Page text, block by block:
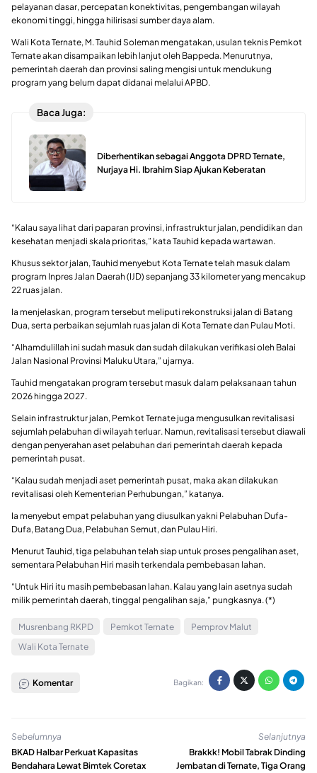
pelayanan dasar, percepatan konektivitas, pengembangan wilayah
ekonomi tinggi, hingga hilirisasi sumber daya alam.
Wali Kota Ternate, M. Tauhid Soleman mengatakan, usulan teknis Pemkot
Ternate akan disampaikan lebih lanjut oleh Bappeda. Menurutnya,
pemerintah daerah dan provinsi saling mengisi untuk mendukung
program yang belum dapat didanai melalui APBD.
Baca Juga:
Diberhentikan sebagai Anggota DPRD Ternate,
Nurjaya Hi. Ibrahim Siap Ajukan Keberatan
“Kalau saya lihat dari paparan provinsi, infrastruktur jalan, pendidikan dan
kesehatan menjadi skala prioritas,” kata Tauhid kepada wartawan.
Khusus sektor jalan, Tauhid menyebut Kota Ternate telah masuk dalam
program Inpres Jalan Daerah (IJD) sepanjang 33 kilometer yang mencakup
22 ruas jalan.
Ia menjelaskan, program tersebut meliputi rekonstruksi jalan di Batang
Dua, serta perbaikan sejumlah ruas jalan di Kota Ternate dan Pulau Moti.
“Alhamdulillah ini sudah masuk dan sudah dilakukan verifikasi oleh Balai
Jalan Nasional Provinsi Maluku Utara,” ujarnya.
Tauhid mengatakan program tersebut masuk dalam pelaksanaan tahun
2026 hingga 2027.
Selain infrastruktur jalan, Pemkot Ternate juga mengusulkan revitalisasi
sejumlah pelabuhan di wilayah terluar. Namun, revitalisasi tersebut diawali
dengan penyerahan aset pelabuhan dari pemerintah daerah kepada
pemerintah pusat.
“Kalau sudah menjadi aset pemerintah pusat, maka akan dilakukan
revitalisasi oleh Kementerian Perhubungan,” katanya.
Ia menyebut empat pelabuhan yang diusulkan yakni Pelabuhan Dufa-
Dufa, Batang Dua, Pelabuhan Semut, dan Pulau Hiri.
Menurut Tauhid, tiga pelabuhan telah siap untuk proses pengalihan aset,
sementara Pelabuhan Hiri masih terkendala pembebasan lahan.
“Untuk Hiri itu masih pembebasan lahan. Kalau yang lain asetnya sudah
milik pemerintah daerah, tinggal pengalihan saja,” pungkasnya. (*)
Musrenbang RKPD Pemkot Ternate
Pemprov Malut
Wali Kota Ternate
Komentar Bagikan:
Sebelumnya
BKAD Halbar Perkuat Kapasitas
Bendahara Lewat Bimtek Coretax
Selanjutnya
Brakkk! Mobil Tabrak Dinding
Jembatan di Ternate, Tiga Orang